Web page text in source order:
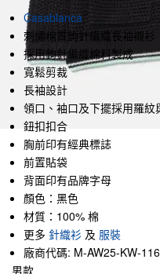
Casablanca
刺繡棉質鉤針編織長袖襯衫
採用鉤針編織棉料製成
寬鬆剪裁
長袖設計
領口、袖口及下擺採用羅紋
鈕扣扣合
胸前印有經典標誌
前置貼袋
背面印有品牌字母
顏色：黑色
材質：100% 棉
更多 針織衫 及 服裝
廠商代碼: M-AW25-KW-
男款